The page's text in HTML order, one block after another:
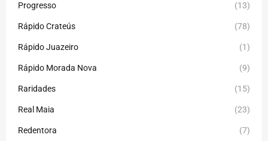
Progresso (13)
Rápido Crateús (78)
Rápido Juazeiro (1)
Rápido Morada Nova (9)
Raridades (15)
Real Maia (23)
Redentora (7)